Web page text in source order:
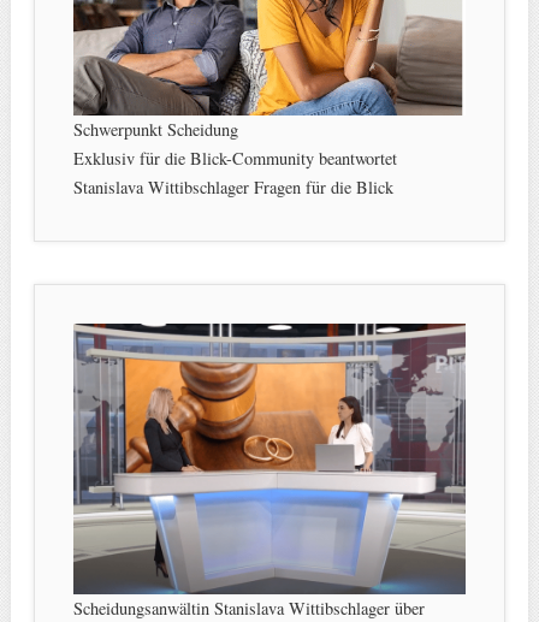
Schwerpunkt Scheidung
Exklusiv für die Blick-Community beantwortet
Stanislava Wittibschlager Fragen für die Blick
Scheidungsanwältin Stanislava Wittibschlager über